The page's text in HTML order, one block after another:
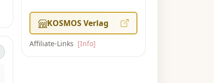
KOSMOS Verlag
Affiliate-Links [Info]